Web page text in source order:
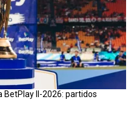
BetPlay II-2026: partidos